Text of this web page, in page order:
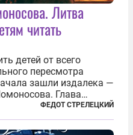
Литва
читать
детей от всего
пересмотра
зашли издалека —
Глава
Синкявичюс
тексты из программ
он это тем,
ФЕДОТ СТРЕЛЕЦКИЙ